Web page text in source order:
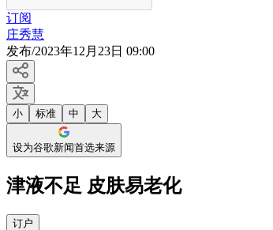
订阅
庄秀慧
发布/2023年12月23日 09:00
小 标准 中 大
设为谷歌新闻首选来源
津液不足 皮肤易老化
订户